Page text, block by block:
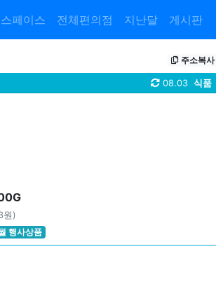
페이스 전체편의점 지난달 게시판
주소복사
식품
08.03
원)
행사상품